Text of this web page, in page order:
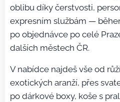
oblibu díky čerstvosti,
expresním službám —
po objednávce po celé
dalších městech ČR.
V nabídce najdeš vše od
exotických aranží, přes
po dárkové boxy, koše s